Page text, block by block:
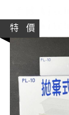
特 價